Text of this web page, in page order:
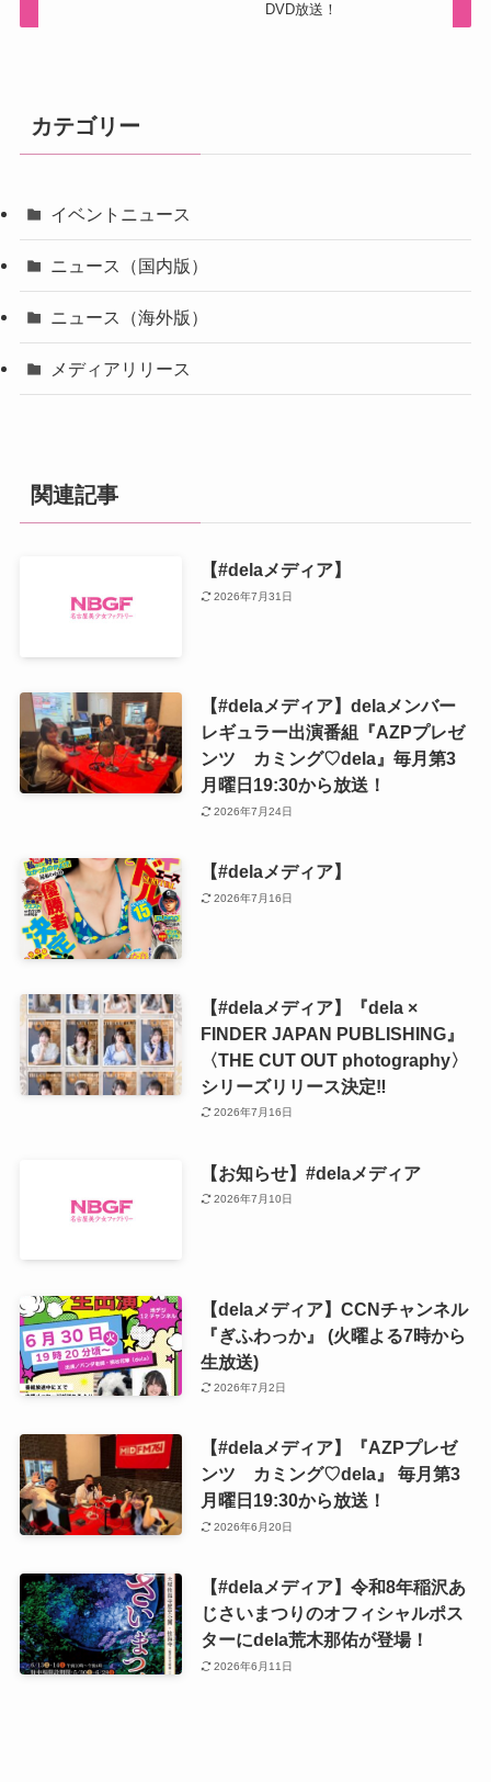
DVD放送！
カテゴリー
イベントニュース
ニュース（国内版）
ニュース（海外版）
メディアリリース
関連記事
【#delaメディア】
2026年7月31日
【#delaメディア】delaメンバー
レギュラー出演番組『AZPプレゼ
ンツ カミング♡dela』毎月第3
月曜日19:30から放送！
2026年7月24日
【#delaメディア】
2026年7月16日
【#delaメディア】『dela ×
FINDER JAPAN PUBLISHING』
〈THE CUT OUT photography〉
シリーズリリース決定‼️
2026年7月16日
【お知らせ】#delaメディア
2026年7月10日
【delaメディア】CCNチャンネル
『ぎふわっか』 (火曜よる7時から
生放送)
2026年7月2日
【#delaメディア】『AZPプレゼ
ンツ カミング♡dela』 毎月第3
月曜日19:30から放送！
2026年6月20日
【#delaメディア】令和8年稲沢あ
じさいまつりのオフィシャルポス
ターにdela荒木那佑が登場！
2026年6月11日